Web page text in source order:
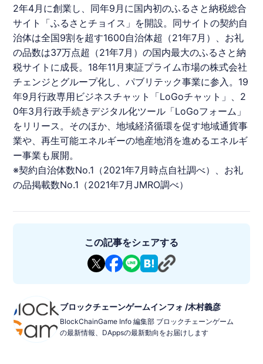
2年4月に創業し、同年9月に国内初のふるさと納税総合
サイト「ふるさとチョイス」を開設。同サイトの契約自
治体は全国9割を超す1600自治体超（21年7月）、お礼
の品数は37万点超（21年7月）の国内最大のふるさと納
税サイトに成長。18年11月東証プライム市場の株式会社
チェンジとグループ化し、パブリテック事業に参入。19
年9月行政専用ビジネスチャット「LoGoチャット」、2
0年3月行政手続きデジタル化ツール「LoGoフォーム」
をリリース。そのほか、地域経済循環を促す地域通貨事
業や、再生可能エネルギーの地産地消を進めるエネルギ
ー事業も展開。
※契約自治体数No.1（2021年7月時点自社調べ）、お礼
の品掲載数No.1（2021年7月JMRO調べ）
この記事をシェアする
ブロックチェーンゲームインフォ /木村義彦
BlockChainGame Info 編集部 ブロックチェーンゲーム
の最新情報、DAppsの最新動向をお届けします